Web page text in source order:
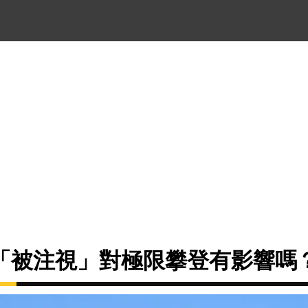
被注視」對極限攀登有影響嗎